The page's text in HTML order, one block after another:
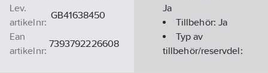
Lev.
artikelnr:
GB41638450
Ean
artikelnr:
7393792226608
Ja
Tillbehör: Ja
Typ av
tillbehör/reservdel: